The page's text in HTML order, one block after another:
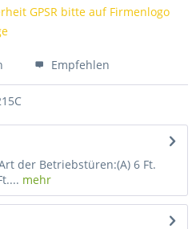
GPSR bitte auf Firmenlogo
Empfehlen
der Betriebstüren:(A) 6 Ft.
mehr